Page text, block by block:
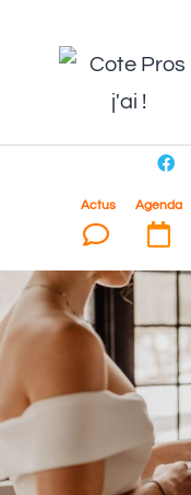
Actus Agenda